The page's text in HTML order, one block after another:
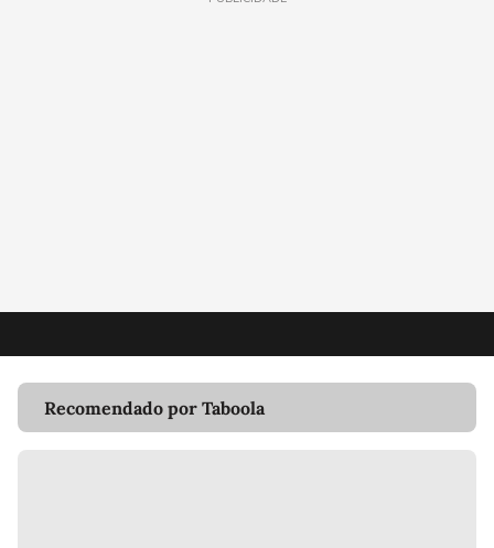
Recomendado por Taboola